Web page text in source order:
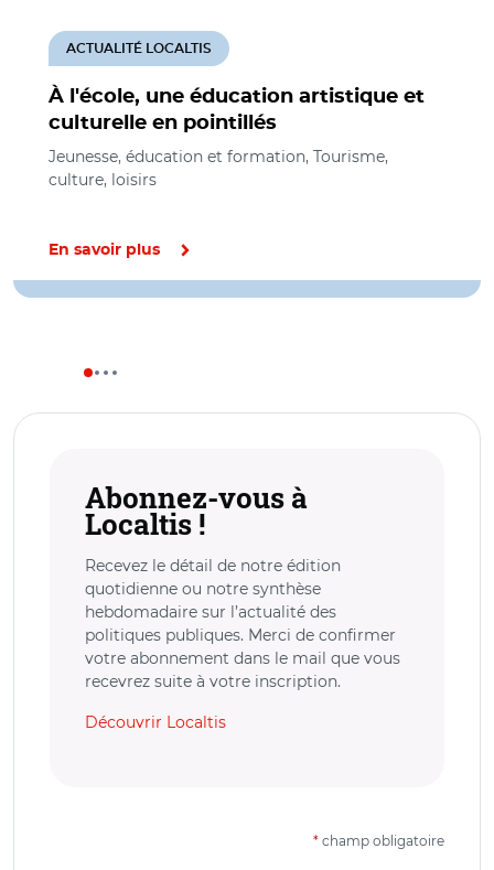
À l'école, une éducation artistique et
culturelle en pointillés
ACTUALITÉ LOCALTIS
Jeunesse, éducation et formation, Tourisme,
culture, loisirs
En savoir plus
Abonnez-vous à
Localtis !
Recevez le détail de notre édition
quotidienne ou notre synthèse
hebdomadaire sur l’actualité des
politiques publiques. Merci de confirmer
votre abonnement dans le mail que vous
recevrez suite à votre inscription.
Découvrir Localtis
* champ obligatoire